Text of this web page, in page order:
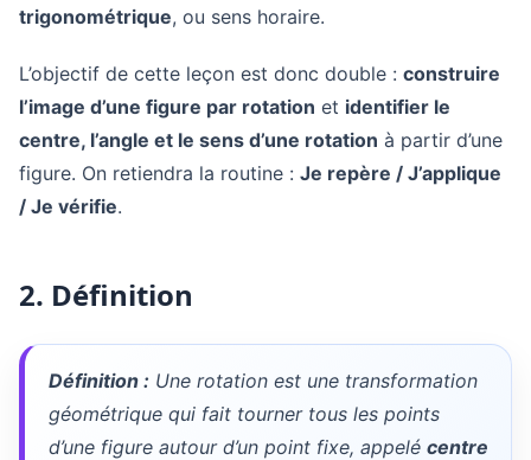
trigonométrique, ou sens horaire.
L’objectif de cette leçon est donc double : construire
l’image d’une figure par rotation et identifier le
centre, l’angle et le sens d’une rotation à partir d’une
figure. On retiendra la routine : Je repère / J’applique
/ Je vérifie.
2. Définition
Définition : Une rotation est une transformation
géométrique qui fait tourner tous les points
d’une figure autour d’un point fixe, appelé centre